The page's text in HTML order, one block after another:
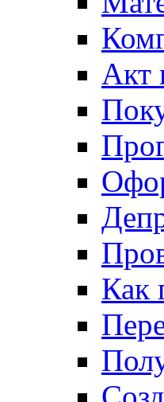
Акт
Как